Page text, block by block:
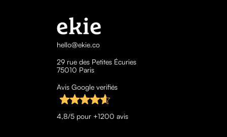
hello@ekie.co
29 rue des Petites Écuries
75010 Paris
Avis Google verifiés
4,8/5 pour +1200 avis